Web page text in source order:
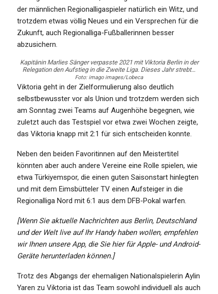
der männlichen Regionalligaspieler natürlich ein Witz, und
trotzdem etwas völlig Neues und ein Versprechen für die
Zukunft, auch Regionalliga-Fußballerinnen besser
abzusichern.
Kapitänin Marlies Sänger verpasste 2021 mit Viktoria Berlin in der
Relegation den Aufstieg in die Zweite Liga. Dieses Jahr strebt…
Foto: imago images/Lobeca
Viktoria geht in der Zielformulierung also deutlich
selbstbewusster vor als Union und trotzdem werden sich
am Sonntag zwei Teams auf Augenhöhe begegnen, wie
zuletzt auch das Testspiel vor etwa zwei Wochen zeigte,
das Viktoria knapp mit 2:1 für sich entscheiden konnte.
Neben den beiden Favoritinnen auf den Meistertitel
könnten aber auch andere Vereine eine Rolle spielen, wie
etwa Türkiyemspor, die einen guten Saisonstart hinlegten
und mit dem Eimsbütteler TV einen Aufsteiger in die
Regionalliga Nord mit 6:1 aus dem DFB-Pokal warfen.
[Wenn Sie aktuelle Nachrichten aus Berlin, Deutschland
und der Welt live auf Ihr Handy haben wollen, empfehlen
wir Ihnen unsere App, die Sie hier für Apple- und Android-
Geräte herunterladen können.]
Trotz des Abgangs der ehemaligen Nationalspielerin Aylin
Yaren zu Viktoria ist das Team sowohl individuell als auch